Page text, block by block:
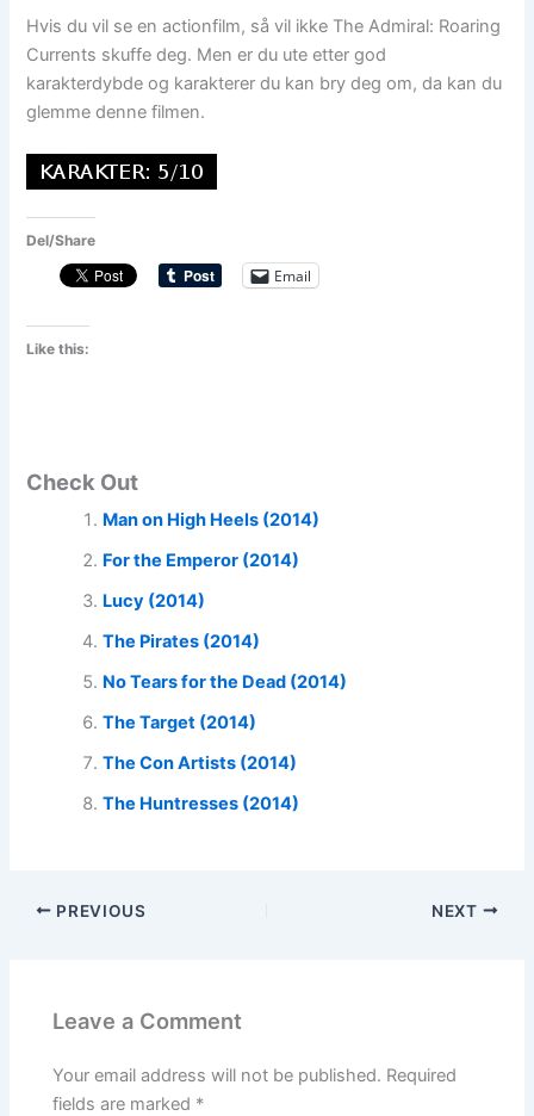
Hvis du vil se en actionfilm, så vil ikke The Admiral: Roaring
Currents skuffe deg. Men er du ute etter god
karakterdybde og karakterer du kan bry deg om, da kan du
glemme denne filmen.
Del/Share
Email
Like this:
Check Out
Man on High Heels (2014)
For the Emperor (2014)
Lucy (2014)
The Pirates (2014)
No Tears for the Dead (2014)
The Target (2014)
The Con Artists (2014)
The Huntresses (2014)
PREVIOUS NEXT
Leave a Comment
Your email address will not be published. Required
fields are marked *